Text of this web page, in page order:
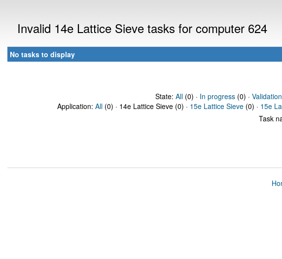
Invalid 14e Lattice Sieve tasks for computer 624
No tasks to display
State: All(0) · In progress(0) ·
Application: All (0) · 14e Lattice Sieve (0) · 15e Lattice Sieve (0) · 15e
Task